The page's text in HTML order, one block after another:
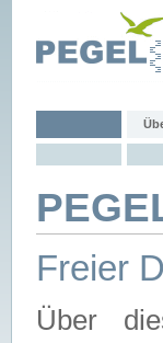
Freier
Über